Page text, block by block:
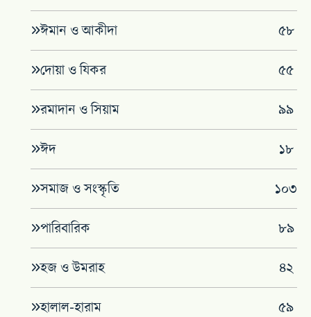
ঈমান ও আকীদা ৫৮
দোয়া ও যিকর ৫৫
রমাদান ও সিয়াম ৯৯
ঈদ ১৮
সমাজ ও সংস্কৃতি ১০৩
পারিবারিক ৮৯
হজ ও উমরাহ ৪২
হালাল-হারাম ৫৯